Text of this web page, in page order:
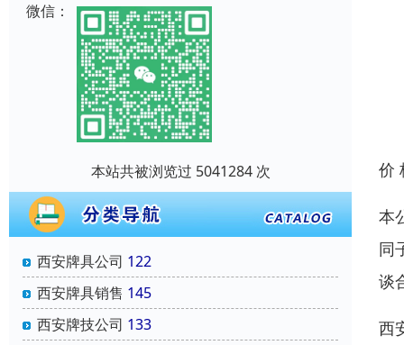
微信：
本站共被浏览过 5041284 次
西安牌具公司 122
西安牌具销售 145
西安牌技公司 133
价
本
同
谈
西